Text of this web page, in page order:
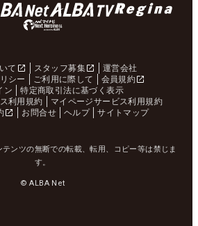
て スタッフ募集
運営会社
シー
ご利用に際して
会員規約
ン
特定商取引法に基づく表示
利用規約
マイページサービス利用規約
お問合せ ヘルプ サイトマップ
ンツの無断での転載、転用、コピー等は禁じま
す。
© ALBA Net